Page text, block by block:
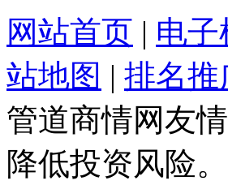
网站首页 | 电子
站地图 | 排名推
管道商情网友
降低投资风险